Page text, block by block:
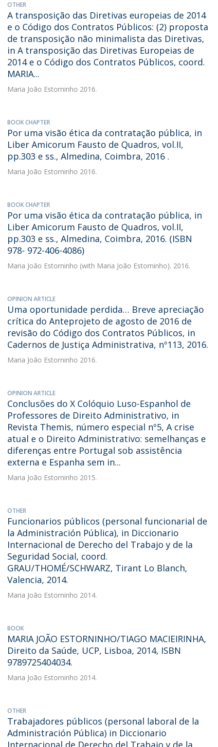
OTHER
A transposição das Diretivas europeias de 2014
e o Código dos Contratos Públicos: (2) proposta
de transposição não minimalista das Diretivas,
in A transposição das Diretivas Europeias de
2014 e o Código dos Contratos Públicos, coord.
MARIA...
Maria João Estorninho 2016.
BOOK CHAPTER
Por uma visão ética da contratação pública, in
Liber Amicorum Fausto de Quadros, vol.II,
pp.303 e ss., Almedina, Coimbra, 2016 .
Maria João Estorninho 2016.
BOOK CHAPTER
Por uma visão ética da contratação pública, in
Liber Amicorum Fausto de Quadros, vol.II,
pp.303 e ss., Almedina, Coimbra, 2016. (ISBN
978- 972-406-4086)
Maria João Estorninho (with Maria João Estorninho). 2016.
OPINION ARTICLE
Uma oportunidade perdida… Breve apreciação
crítica do Anteprojeto de agosto de 2016 de
revisão do Código dos Contratos Públicos, in
Cadernos de Justiça Administrativa, nº113, 2016.
Maria João Estorninho 2016.
OPINION ARTICLE
Conclusões do X Colóquio Luso-Espanhol de
Professores de Direito Administrativo, in
Revista Themis, número especial nº5, A crise
atual e o Direito Administrativo: semelhanças e
diferenças entre Portugal sob assistência
externa e Espanha sem in...
Maria João Estorninho 2015.
OTHER
Funcionarios públicos (personal funcionarial de
la Administración Pública), in Diccionario
Internacional de Derecho del Trabajo y de la
Seguridad Social, coord.
GRAU/THOMÉ/SCHWARZ, Tirant Lo Blanch,
Valencia, 2014.
Maria João Estorninho 2014.
BOOK
MARIA JOÃO ESTORNINHO/TIAGO MACIEIRINHA,
Direito da Saúde, UCP, Lisboa, 2014, ISBN
9789725404034.
Maria João Estorninho 2014.
OTHER
Trabajadores públicos (personal laboral de la
Administración Pública) in Diccionario
Internacional de Derecho del Trabajo y de la